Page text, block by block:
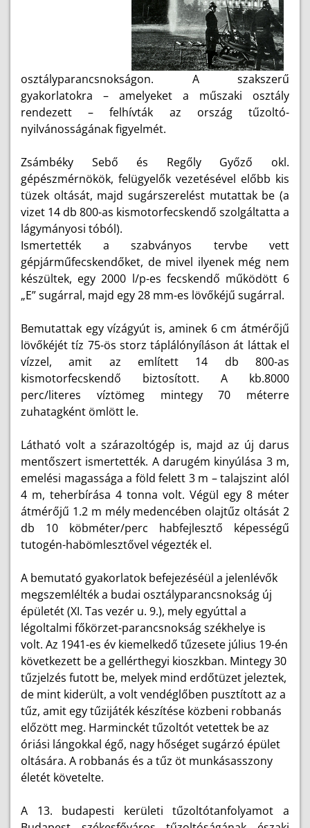
osztályparancsnokságon. A szakszerű
gyakorlatokra – amelyeket a műszaki osztály
rendezett – felhívták az ország tűzoltó-
nyilvánosságának figyelmét.
Zsámbéky Sebő és Regőly Győző okl.
gépészmérnökök, felügyelők vezetésével előbb kis
tüzek oltását, majd sugárszerelést mutattak be (a
vizet 14 db 800-as kismotorfecskendő szolgáltatta a
lágymányosi tóból).
Ismertették a szabványos tervbe vett
gépjárműfecskendőket, de mivel ilyenek még nem
készültek, egy 2000 l/p-es fecskendő működött 6
„E” sugárral, majd egy 28 mm-es lövőkéjű sugárral.
Bemutattak egy vízágyút is, aminek 6 cm átmérőjű
lövőkéjét tíz 75-ös storz táplálónyíláson át láttak el
vízzel, amit az említett 14 db 800-as
kismotorfecskendő biztosított. A kb.8000
perc/literes víztömeg mintegy 70 méterre
zuhatagként ömlött le.
Látható volt a szárazoltógép is, majd az új darus
mentőszert ismertették. A darugém kinyúlása 3 m,
emelési magassága a föld felett 3 m – talajszint alól
4 m, teherbírása 4 tonna volt. Végül egy 8 méter
átmérőjű 1.2 m mély medencében olajtűz oltását 2
db 10 köbméter/perc habfejlesztő képességű
tutogén-habömlesztővel végezték el.
A bemutató gyakorlatok befejezéséül a jelenlévők
megszemlélték a budai osztályparancsnokság új
épületét (XI. Tas vezér u. 9.), mely egyúttal a
légoltalmi főkörzet-parancsnokság székhelye is
volt. Az 1941-es év kiemelkedő tűzesete július 19-én
következett be a gellérthegyi kioszkban. Mintegy 30
tűzjelzés futott be, melyek mind erdőtüzet jeleztek,
de mint kiderült, a volt vendéglőben pusztított az a
tűz, amit egy tűzijáték készítése közbeni robbanás
előzött meg. Harminckét tűzoltót vetettek be az
óriási lángokkal égő, nagy hőséget sugárzó épület
oltására. A robbanás és a tűz öt munkásasszony
életét követelte.
A 13. budapesti kerületi tűzoltótanfolyamot a